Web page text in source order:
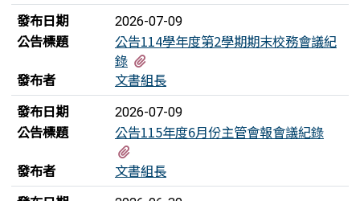
發布日期
2026-07-09
公告標題
公告114學年度第2學期期末校務會議紀
錄
發布者
文書組長
發布日期
2026-07-09
公告標題
公告115年度6月份主管會報會議紀錄
發布者
文書組長